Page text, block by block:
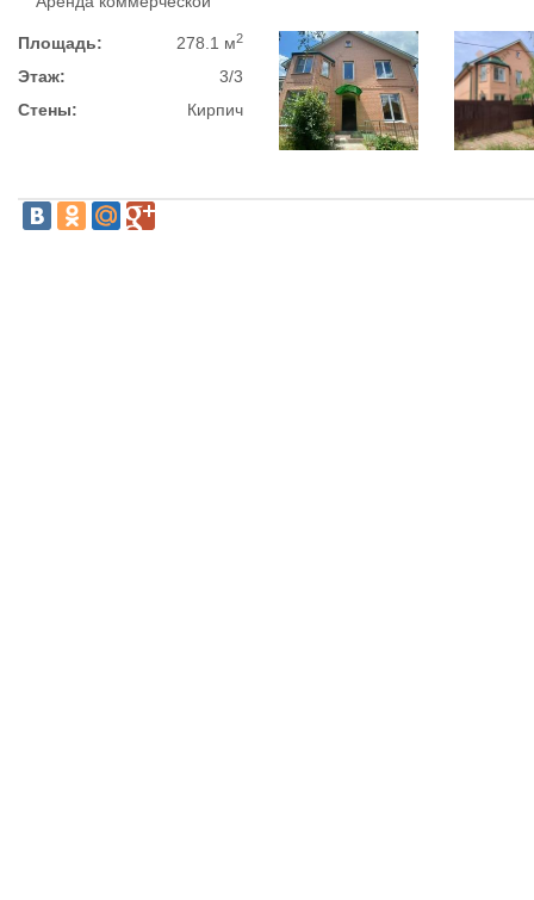
Площадь: 278.1 м2
Этаж:
3/3
Стены:
Кирпич